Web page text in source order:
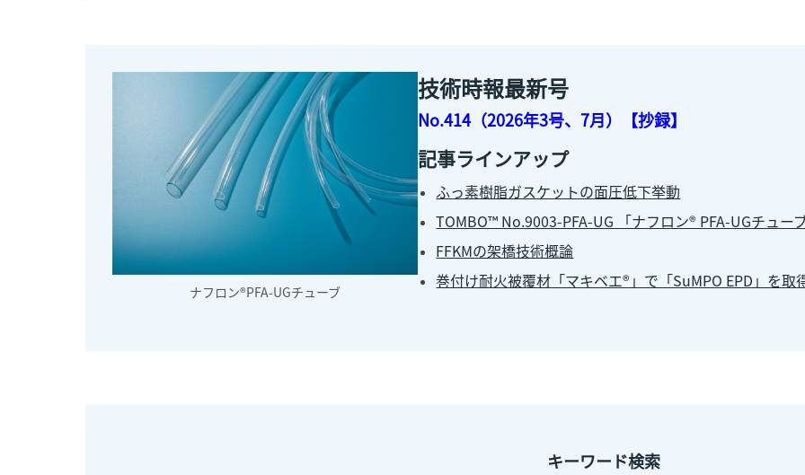
ナフロン®PFA-UGチューブ
技術時報最新号
No.414（2026年3号、7月）【抄録】
記事ラインアップ
ふっ素樹脂ガスケットの面圧低下挙動
TOMBO™ No.9003-PFA-UG 「ナフロン® PFA-UGチュー
FFKMの架橋技術概論
巻付け耐火被覆材「マキベエ®」で「SuMPO EPD」を取
キーワード検索